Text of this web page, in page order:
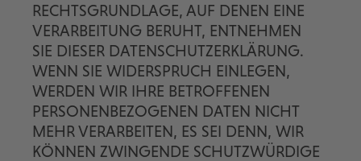
RECHTSGRUNDLAGE, AUF DENEN EINE
VERARBEITUNG BERUHT, ENTNEHMEN
SIE DIESER DATENSCHUTZERKLÄRUNG.
WENN SIE WIDERSPRUCH EINLEGEN,
WERDEN WIR IHRE BETROFFENEN
PERSONENBEZOGENEN DATEN NICHT
MEHR VERARBEITEN, ES SEI DENN, WIR
KÖNNEN ZWINGENDE SCHUTZWÜRDIGE